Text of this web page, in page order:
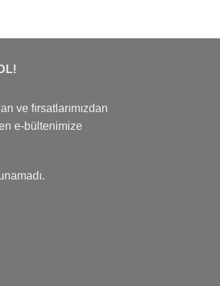
ve fırsatlarımızdan
e-bültenimize